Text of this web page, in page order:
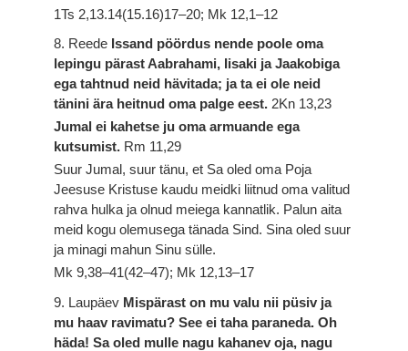
1Ts 2,13.14(15.16)17–20; Mk 12,1–12
8. Reede Issand pöördus nende poole oma
lepingu pärast Aabrahami, Iisaki ja Jaakobiga
ega tahtnud neid hävitada; ja ta ei ole neid
tänini ära heitnud oma palge eest. 2Kn 13,23
Jumal ei kahetse ju oma armuande ega
kutsumist. Rm 11,29
Suur Jumal, suur tänu, et Sa oled oma Poja
Jeesuse Kristuse kaudu meidki liitnud oma valitud
rahva hulka ja olnud meiega kannatlik. Palun aita
meid kogu olemusega tänada Sind. Sina oled suur
ja minagi mahun Sinu sülle.
Mk 9,38–41(42–47); Mk 12,13–17
9. Laupäev Mispärast on mu valu nii püsiv ja
mu haav ravimatu? See ei taha paraneda. Oh
häda! Sa oled mulle nagu kahanev oja, nagu